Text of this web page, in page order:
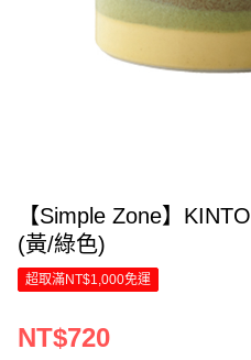
【Simple Zone】KINTO SCS漸層馬克杯110ml
(黃/綠色)
超取滿NT$1,000免運
NT$720